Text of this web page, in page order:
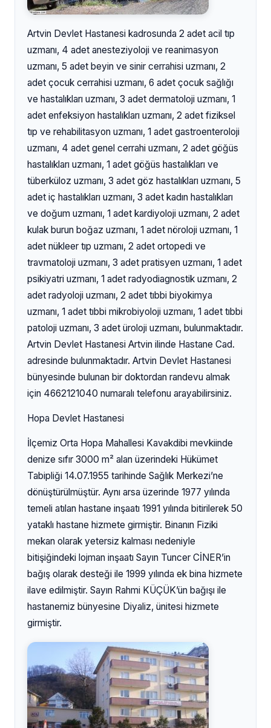
Artvin Devlet Hastanesi kadrosunda 2 adet acil tıp
uzmanı, 4 adet anesteziyoloji ve reanimasyon
uzmanı, 5 adet beyin ve sinir cerrahisi uzmanı, 2
adet çocuk cerrahisi uzmanı, 6 adet çocuk sağlığı
ve hastalıkları uzmanı, 3 adet dermatoloji uzmanı, 1
adet enfeksiyon hastalıkları uzmanı, 2 adet fiziksel
tıp ve rehabilitasyon uzmanı, 1 adet gastroenteroloji
uzmanı, 4 adet genel cerrahi uzmanı, 2 adet göğüs
hastalıkları uzmanı, 1 adet göğüs hastalıkları ve
tüberküloz uzmanı, 3 adet göz hastalıkları uzmanı, 5
adet iç hastalıkları uzmanı, 3 adet kadın hastalıkları
ve doğum uzmanı, 1 adet kardiyoloji uzmanı, 2 adet
kulak burun boğaz uzmanı, 1 adet nöroloji uzmanı, 1
adet nükleer tıp uzmanı, 2 adet ortopedi ve
travmatoloji uzmanı, 3 adet pratisyen uzmanı, 1 adet
psikiyatri uzmanı, 1 adet radyodiagnostik uzmanı, 2
adet radyoloji uzmanı, 2 adet tıbbi biyokimya
uzmanı, 1 adet tıbbi mikrobiyoloji uzmanı, 1 adet tıbbi
patoloji uzmanı, 3 adet üroloji uzmanı, bulunmaktadır.
Artvin Devlet Hastanesi Artvin ilinde Hastane Cad.
adresinde bulunmaktadır. Artvin Devlet Hastanesi
bünyesinde bulunan bir doktordan randevu almak
için 4662121040 numaralı telefonu arayabilirsiniz.
Hopa Devlet Hastanesi
İlçemiz Orta Hopa Mahallesi Kavakdibi mevkiinde
denize sıfır 3000 m² alan üzerindeki Hükümet
Tabipliği 14.07.1955 tarihinde Sağlık Merkezi’ne
dönüştürülmüştür. Aynı arsa üzerinde 1977 yılında
temeli atılan hastane inşaatı 1991 yılında bitirilerek 50
yataklı hastane hizmete girmiştir. Binanın Fiziki
mekan olarak yetersiz kalması nedeniyle
bitişiğindeki lojman inşaatı Sayın Tuncer CİNER’in
bağış olarak desteği ile 1999 yılında ek bina hizmete
ilave edilmiştir. Sayın Rahmi KÜÇÜK’ün bağışı ile
hastanemiz bünyesine Diyaliz, ünitesi hizmete
girmiştir.